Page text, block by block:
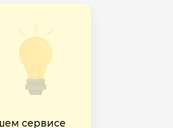
сервисе